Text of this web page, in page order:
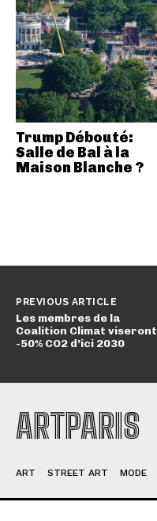
Trump Débouté:
Salle de Bal à la
Maison Blanche ?
PREVIOUS ARTICLE
Les membres de la
Coalition Climat viseront
-50% CO2 d’ici 2030
ARTPARIS
ART STREET ART MODE